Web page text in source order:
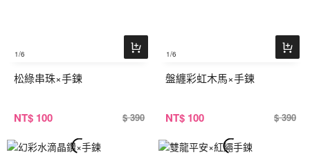
1/6
松綠串珠×手鍊
NT$ 100 $ 390
1/6
盤纏彩虹木馬×手鍊
NT$ 100 $ 390